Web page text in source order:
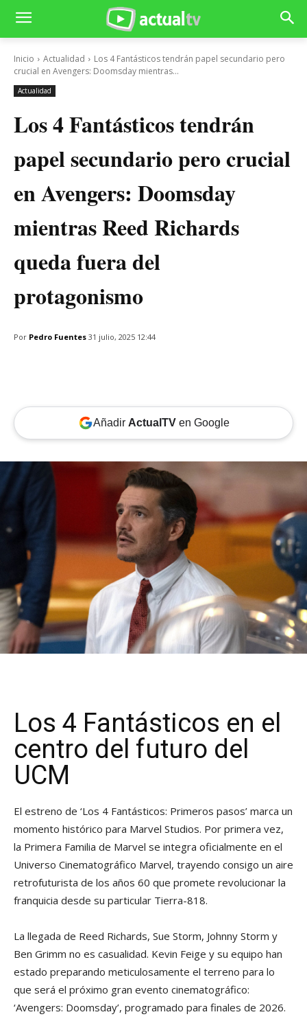
Inicio Actualidad
Los 4 Fantásticos tendrán papel secundario pero
crucial en Avengers: Doomsday mientras...
Actualidad
Los 4 Fantásticos tendrán
papel secundario pero crucial
en Avengers: Doomsday
mientras Reed Richards
queda fuera del
protagonismo
Por Pedro Fuentes 31 julio, 2025 12:44
Añadir ActualTVen Google
Los 4 Fantásticos en el
centro del futuro del
UCM
El estreno de ‘Los 4 Fantásticos: Primeros pasos’ marca un
momento histórico para Marvel Studios. Por primera vez,
la Primera Familia de Marvel se integra oficialmente en el
Universo Cinematográfico Marvel, trayendo consigo un aire
retrofuturista de los años 60 que promete revolucionar la
franquicia desde su particular Tierra-818.
La llegada de Reed Richards, Sue Storm, Johnny Storm y
Ben Grimm no es casualidad. Kevin Feige y su equipo han
estado preparando meticulosamente el terreno para lo
que será el próximo gran evento cinematográfico:
‘Avengers: Doomsday’, programado para finales de 2026.